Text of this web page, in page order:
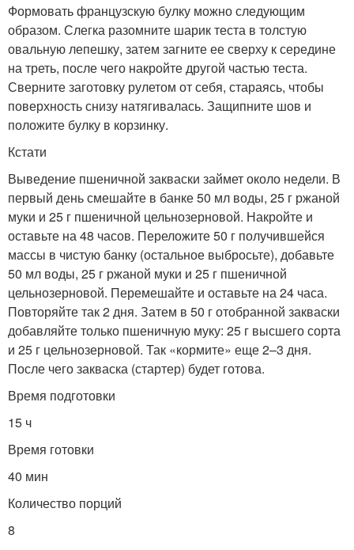
Формовать французскую булку можно следующим
образом. Слегка разомните шарик теста в толстую
овальную лепешку, затем загните ее сверху к середине
на треть, после чего накройте другой частью теста.
Сверните заготовку рулетом от себя, стараясь, чтобы
поверхность снизу натягивалась. Защипните шов и
положите булку в корзинку.
Кстати
Выведение пшеничной закваски займет около недели. В
первый день смешайте в банке 50 мл воды, 25 г ржаной
муки и 25 г пшеничной цельнозерновой. Накройте и
оставьте на 48 часов. Переложите 50 г получившейся
массы в чистую банку (остальное выбросьте), добавьте
50 мл воды, 25 г ржаной муки и 25 г пшеничной
цельнозерновой. Перемешайте и оставьте на 24 часа.
Повторяйте так 2 дня. Затем в 50 г отобранной закваски
добавляйте только пшеничную муку: 25 г высшего сорта
и 25 г цельнозерновой. Так «кормите» еще 2–3 дня.
После чего закваска (стартер) будет готова.
Время подготовки
15 ч
Время готовки
40 мин
Количество порций
8